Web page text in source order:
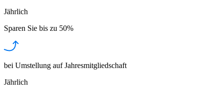
Jährlich
Sparen Sie bis zu 50%
bei Umstellung auf Jahresmitgliedschaft
Jährlich